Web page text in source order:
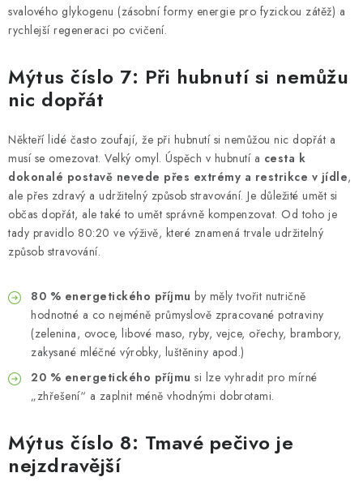
svalového glykogenu (zásobní formy energie pro fyzickou zátěž) a
rychlejší regeneraci po cvičení.
Mýtus číslo 7: Při hubnutí si nemůžu
nic dopřát
Někteří lidé často zoufají, že při hubnutí si nemůžou nic dopřát a
musí se omezovat. Velký omyl. Úspěch v hubnutí a cesta k
dokonalé postavě nevede přes extrémy a restrikce v jídle,
ale přes zdravý a udržitelný způsob stravování. Je důležité umět si
občas dopřát, ale také to umět správně kompenzovat. Od toho je
tady pravidlo 80:20 ve výživě, které znamená trvale udržitelný
způsob stravování.
80 % energetického příjmu by měly tvořit nutričně
hodnotné a co nejméně průmyslově zpracované potraviny
(zelenina, ovoce, libové maso, ryby, vejce, ořechy, brambory,
zakysané mléčné výrobky, luštěniny apod.)
20 % energetického příjmu si lze vyhradit pro mírné
„zhřešení“ a zaplnit méně vhodnými dobrotami.
Mýtus číslo 8: Tmavé pečivo je
nejzdravější